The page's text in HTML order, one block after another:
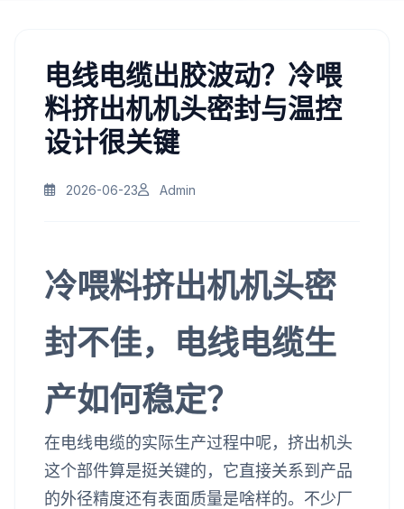
电线电缆出胶波动？冷喂
料挤出机机头密封与温控
设计很关键
2026-06-23 Admin
冷喂料挤出机机头密
封不佳，电线电缆生
产如何稳定？
在电线电缆的实际生产过程中呢，挤出机头
这个部件算是挺关键的，它直接关系到产品
的外径精度还有表面质量是啥样的。不少厂